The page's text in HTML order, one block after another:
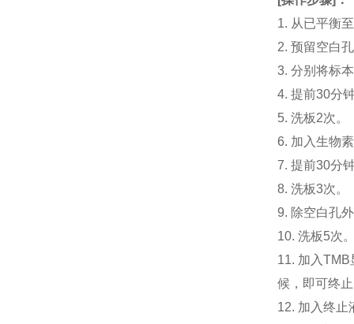
1. 从已平衡
2. 预留空白
3. 分别将标
4. 提前30分
5. 洗板2次。
6. 加入生物
7. 提前30分
8. 洗板3次。
9. 除空白孔
10. 洗板5次
11. 加入
候，即可终
12. 加入终止